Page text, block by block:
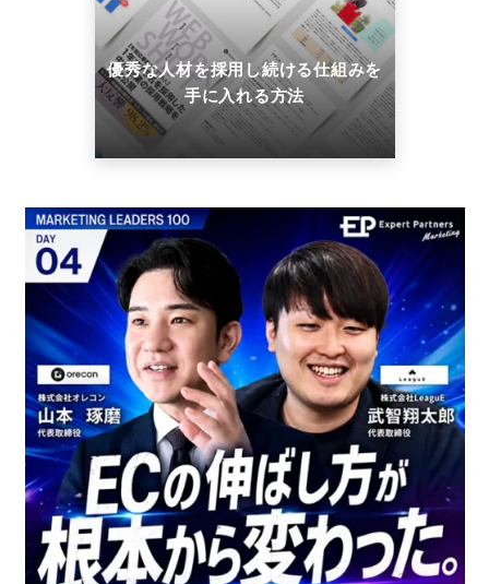
優秀な人材を採用し続ける仕組みを
手に入れる方法